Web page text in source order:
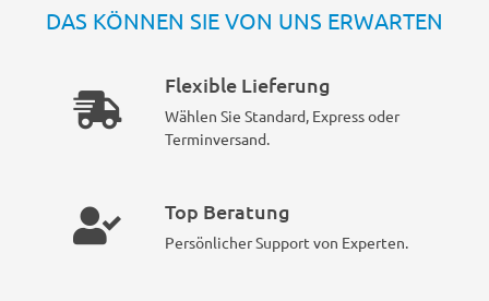
DAS KÖNNEN SIE VON UNS ERWARTEN
Flexible Lieferung
Wählen Sie Standard, Express oder
Terminversand.
Top Beratung
Persönlicher Support von Experten.